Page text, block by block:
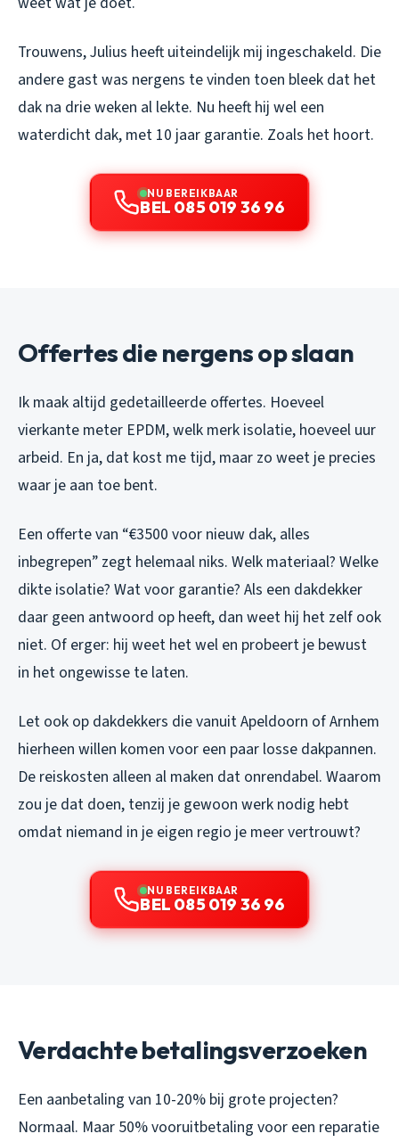
Trouwens, Julius heeft uiteindelijk mij ingeschakeld. Die
andere gast was nergens te vinden toen bleek dat het
dak na drie weken al lekte. Nu heeft hij wel een
waterdicht dak, met 10 jaar garantie. Zoals het hoort.
NU BEREIKBAAR
BEL 085 019 36 96
Offertes die nergens op slaan
Ik maak altijd gedetailleerde offertes. Hoeveel
vierkante meter EPDM, welk merk isolatie, hoeveel uur
arbeid. En ja, dat kost me tijd, maar zo weet je precies
waar je aan toe bent.
Een offerte van “€3500 voor nieuw dak, alles
inbegrepen” zegt helemaal niks. Welk materiaal? Welke
dikte isolatie? Wat voor garantie? Als een dakdekker
daar geen antwoord op heeft, dan weet hij het zelf ook
niet. Of erger: hij weet het wel en probeert je bewust
in het ongewisse te laten.
Let ook op dakdekkers die vanuit Apeldoorn of Arnhem
hierheen willen komen voor een paar losse dakpannen.
De reiskosten alleen al maken dat onrendabel. Waarom
zou je dat doen, tenzij je gewoon werk nodig hebt
omdat niemand in je eigen regio je meer vertrouwt?
NU BEREIKBAAR
BEL 085 019 36 96
Verdachte betalingsverzoeken
Een aanbetaling van 10-20% bij grote projecten?
Normaal. Maar 50% vooruitbetaling voor een reparatie